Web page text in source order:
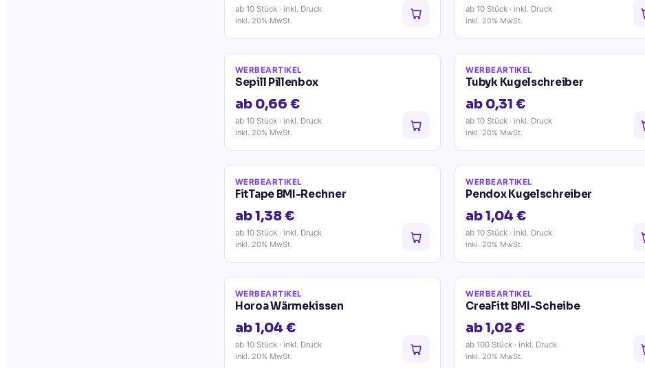
ab 10 Stück · inkl. Druck
inkl. 20% MwSt.
ab 10 Stück · inkl. Druck
inkl. 20% MwSt.
WERBEARTIKEL
Sepill Pillenbox
ab 0,66 €
ab 10 Stück · inkl. Druck
inkl. 20% MwSt.
WERBEARTIKEL
Tubyk Kugelschreiber
ab 0,31 €
ab 10 Stück · inkl. Druck
inkl. 20% MwSt.
WERBEARTIKEL
FitTape BMI-Rechner
ab 1,38 €
ab 10 Stück · inkl. Druck
inkl. 20% MwSt.
WERBEARTIKEL
Pendox Kugelschreiber
ab 1,04 €
ab 10 Stück · inkl. Druck
inkl. 20% MwSt.
WERBEARTIKEL
Horoa Wärmekissen
ab 1,04 €
ab 10 Stück · inkl. Druck
inkl. 20% MwSt.
WERBEARTIKEL
CreaFitt BMI-Scheibe
ab 1,02 €
ab 100 Stück · inkl. Druck
inkl. 20% MwSt.